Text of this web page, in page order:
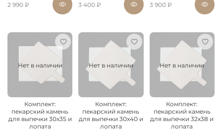
2 990 ₽ 3 400 ₽ 3 900 ₽
Нет в наличии
Комплект:
пекарский камень
для выпечки 30х35 и
лопата
Нет в наличии
Комплект:
пекарский камень
для выпечки 30х40 и
лопата
Нет в наличии
Комплект:
пекарский камень
для выпечки 32х38 и
лопата